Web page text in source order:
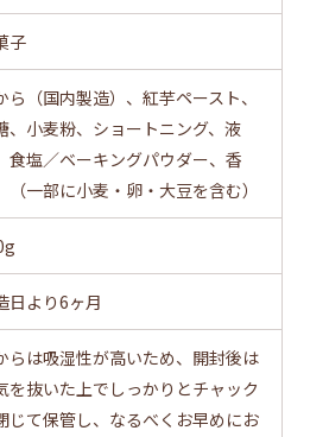
子
ら（国内製造）、紅芋ペースト、
、小麦粉、ショートニング、液
食塩／ベーキングパウダー、香
（一部に小麦・卵・大豆を含む）
日より6ヶ月
らは吸湿性が高いため、開封後は
を抜いた上でしっかりとチャック
じて保管し、なるべくお早めにお